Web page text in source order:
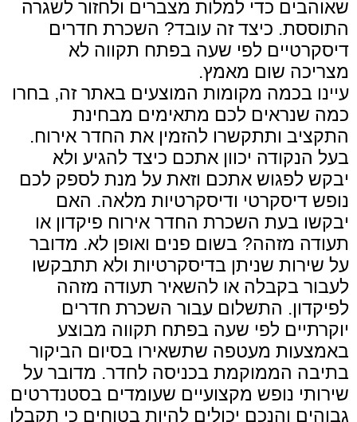
שאוהבים כדי למלות מצברים ולחזור לשגרה
התוססת. כיצד זה עובד? השכרת חדרים
דיסקרטיים לפי שעה בפתח תקווה לא
מצריכה שום מאמץ.
עיינו בכמה מקומות המוצעים באתר זה, בחרו
כמה שנראים לכם מתאימים מבחינת
התקציב ותתקשרו להזמין את החדר אירוח.
בעל הנקודה יכוון אתכם כיצד להגיע ולא
יבקש לפגוש אתכם וזאת על מנת לספק לכם
נופש דיסקרטי ודיסקרטיות מלאה. האם
יבקשו בעת השכרת החדר אירוח פיקדון או
תעודה מזהה? בשום פנים ואופן לא. מדובר
על שירות שניתן בדיסקרטיות ולא תתבקשו
לעבור בקבלה או להשאיר תעודה מזהה
לפיקדון. התשלום עבור השכרת חדרים
יוקרתיים לפי שעה בפתח תקווה מבוצע
באמצעות מעטפה שתשאירו בסיום הביקור
בתיבה הממוקמת בכניסה לחדר. מדובר על
שירותי נופש מקצועיים שעומדים בסטנדרטים
גבוהים והנכם יכולים להיות בטוחים כי תקבלו